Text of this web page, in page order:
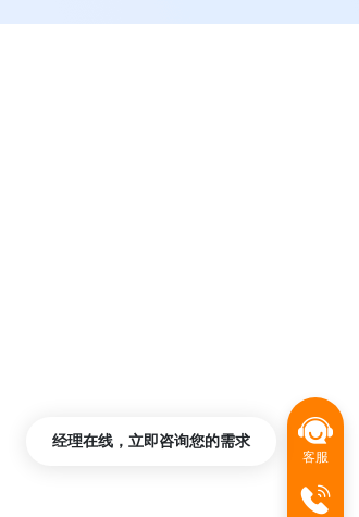
客服
经理在线，立即咨询您的需求